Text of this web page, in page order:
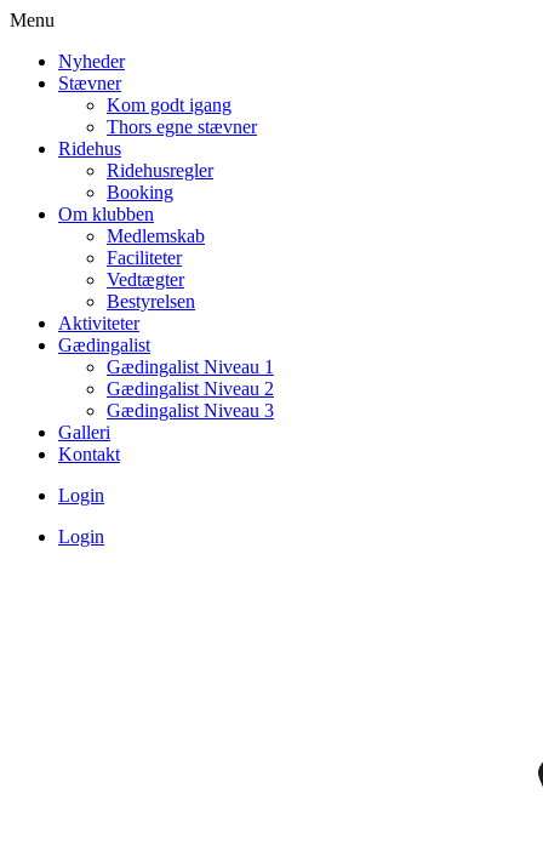
Menu
Nyheder
Stævner
Kom godt igang
Thors egne stævner
Ridehus
Ridehusregler
Booking
Om klubben
Medlemskab
Faciliteter
Vedtægter
Bestyrelsen
Aktiviteter
Gædingalist
Gædingalist Niveau 1
Gædingalist Niveau 2
Gædingalist Niveau 3
Galleri
Kontakt
Login
Login